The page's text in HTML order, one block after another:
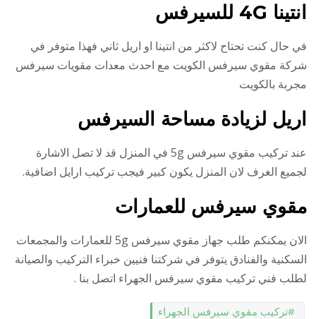
انتينا 4G للسيرفس
في حال كنت تحتاح لاكثر من انتينا او اريل ثاني فهذا متوفر في
شركة مقوي سيرفس الكويت مع احدث معدات مقويات سيرفس
مجربة بالكويت
اريل لزيادة مساحة السيرفس
عند تركيب مقوي سيرفس 5g في المنزل قد لا تصل الاشارة
لجميع الغرف لان المنزل يكون كبير فيجب تركيب ارايل اضافية.
مقوي سيرفس للعمارات
الان يمكنكم طلب جهاز مقوي سيرفس 5g للعمارات والمجمعات
السكنية والفنادق يتوفر في شركتنا فنيين خبراء التركيب والصيانة
لطلب فني تركيب مقوي سيرفس الجهراء اتصل بنا .
تركيب مقوي سيرفس الجهراء